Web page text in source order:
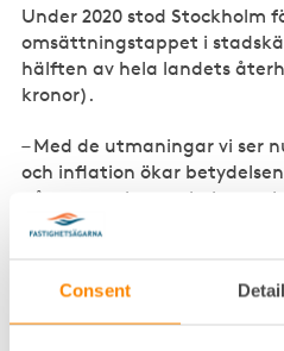
Consent
Under 2020 stod Stockholm
omsättningstappet i
hälften av hela landets
kronor).
– Med de utmaningar vi ser
och inflation ökar
på gator och torg,
parker för att människor
ett stort ansvar för stadens
Vill vi ha en levande stad så